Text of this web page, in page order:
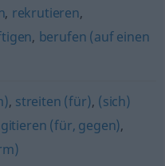
, rekrutieren,
, berufen (auf einen
, streiten (für), (sich)
(für, gegen),